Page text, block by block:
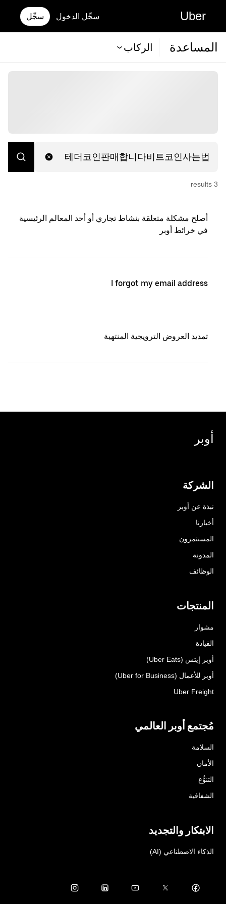
Uber سجِّل الدخول سجِّل
المساعدة الركاب
3
s
أصلح مشكلة متعلقة بنشاط تجاري أو أحد المعالم الرئيسية
في خرائط أوبر
I forgot my email address
تمديد العروض الترويجية المنتهية
أوبر
الشركة
نبذة عن أوبر
أخبارنا
المستثمرون
المدونة
الوظائف
المنتجات
مشوار
القيادة
أوبر إيتس (Uber Eats)
أوبر للأعمال (Uber for Business)
Uber Freight
مُجتمع أوبر العالمي
السلامة
الأمان
التنوُّع
الشفافية
الابتكار والتجديد
الذكاء الاصطناعي (AI)